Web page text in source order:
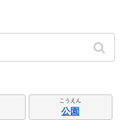
こうえん
公園